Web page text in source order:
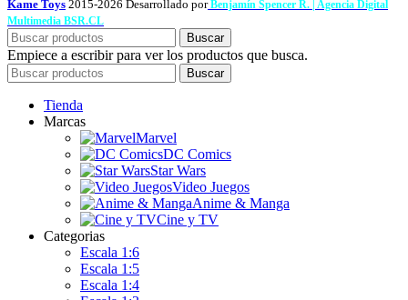
Kame Toys 2015-2026 Desarrollado porBenjamín Spencer R. | Agencia Digital
Multimedia BSR.CL
Buscar
Empiece a escribir para ver los productos que busca.
Buscar
Tienda
Marcas
Marvel
DC Comics
Star Wars
Video Juegos
Anime & Manga
Cine y TV
Categorias
Escala 1:6
Escala 1:5
Escala 1:4